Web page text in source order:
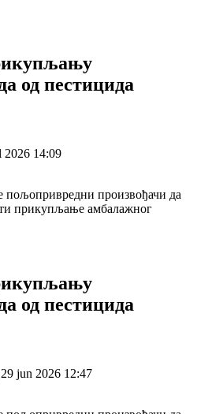
од пестицида
2026 14:09
пољопривредни произвођачи да
прикупљање амбалажног
од пестицида
jun 2026 12:47